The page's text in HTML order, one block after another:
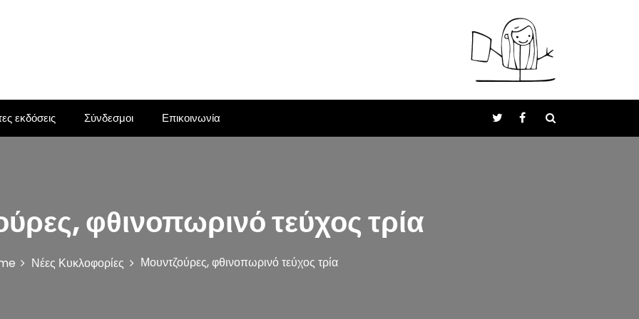
εκδόσεις Σύνδεσμοι Επικοινωνία
φθινοπωρινό τεύχος τρία
Νέες Κυκλοφορίες Μουντζούρες, φθινοπωρινό τεύχος τρία